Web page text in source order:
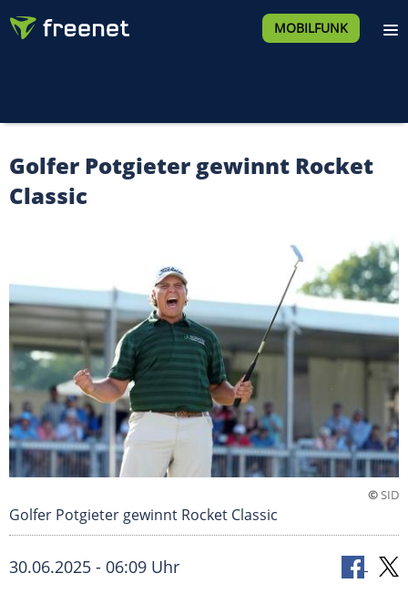
MOBILFUNK
Golfer Potgieter gewinnt Rocket
Classic
©SID
Golfer Potgieter gewinnt Rocket Classic
30.06.2025 - 06:09 Uhr